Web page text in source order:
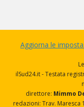
Aggiorna le
ilSud24.it - Testata
direttore: Mimmo
redazioni: Trav. Maresca